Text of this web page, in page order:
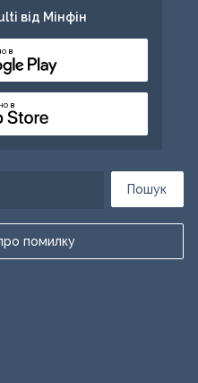
Пошук
помилку
від Мінфін
в
в